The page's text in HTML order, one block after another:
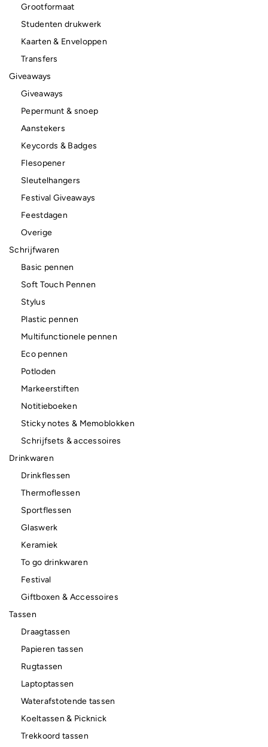
Grootformaat
Studenten drukwerk
Kaarten & Enveloppen
Transfers
Giveaways
Giveaways
Pepermunt & snoep
Aanstekers
Keycords & Badges
Flesopener
Sleutelhangers
Festival Giveaways
Feestdagen
Overige
Schrijfwaren
Basic pennen
Soft Touch Pennen
Stylus
Plastic pennen
Multifunctionele pennen
Eco pennen
Potloden
Markeerstiften
Notitieboeken
Sticky notes & Memoblokken
Schrijfsets & accessoires
Drinkwaren
Drinkflessen
Thermoflessen
Sportflessen
Glaswerk
Keramiek
To go drinkwaren
Festival
Giftboxen & Accessoires
Tassen
Draagtassen
Papieren tassen
Rugtassen
Laptoptassen
Waterafstotende tassen
Koeltassen & Picknick
Trekkoord tassen